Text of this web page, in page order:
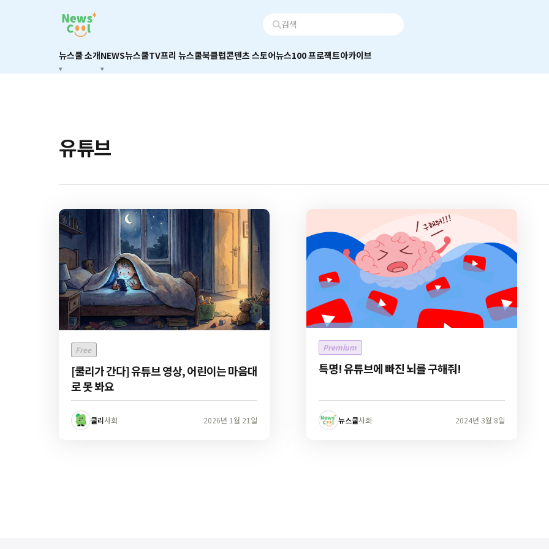
뉴스쿨 소개NEWS뉴스쿨TV프리 뉴스쿨북클럽콘텐츠 스토어뉴스100 프로젝트아카이브
유튜브
Free
[쿨리가 간다] 유튜브 영상, 어린이는 마음대
로 못 봐요
쿨리사회 2026년 1월 21일
Premium
특명! 유튜브에 빠진 뇌를 구해줘!
뉴스쿨사회 2024년 3월 8일